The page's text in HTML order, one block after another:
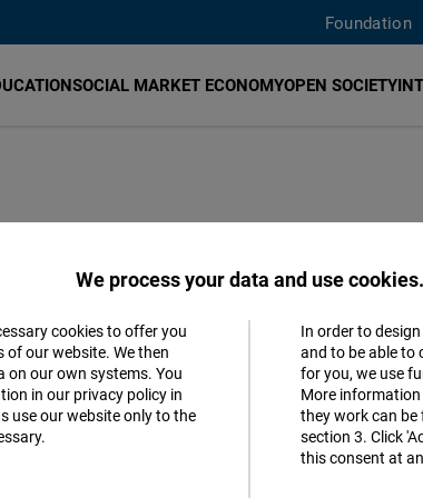
Foundation
SOCIAL MARKET ECONOMYOPEN SOCIETY
para la Libertad desarrolla sus
de la fundación, organizaciones o
We process your data and use cookies.
cookies to offer you
our website. We then
on our own systems. You
in our privacy policy in
use our website only to the
In order to
and to be able to
for you, we use
More
they work can
section 3. Click
this consent at
Matomo
Facebook
Accept